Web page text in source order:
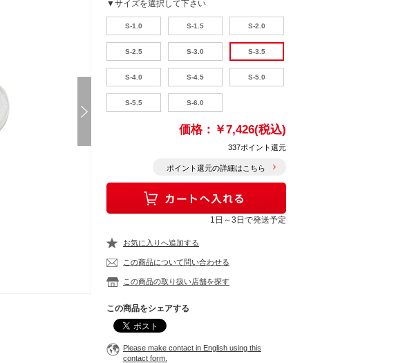
▼サイズを選択して下さい
S-1.0 S-1.5 S-2.0
S-2.5 S-3.0 S-3.5
S-4.0 S-4.5 S-5.0
S-5.5 S-6.0
価格： ￥7,426(税込)
337ポイント還元
ポイント還元の詳細はこちら
1日～3日で発送予定
お気に入りへ追加する
この商品について問い合わせる
この商品の取り扱い店舗を探す
この商品をシェアする
Please make contact in English using this
contact form.